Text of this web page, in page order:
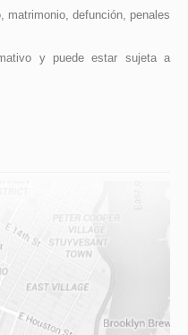
matrimonio, defunción, penales
y puede estar sujeta a